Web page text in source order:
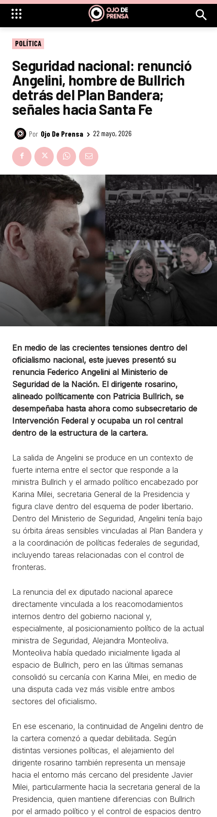
POLÍTICA
Seguridad nacional: renunció
Angelini, hombre de Bullrich
detrás del Plan Bandera;
señales hacia Santa Fe
Por Ojo De Prensa 22 mayo, 2026
En medio de las crecientes tensiones dentro del
oficialismo nacional, este jueves presentó su
renuncia Federico Angelini al Ministerio de
Seguridad de la Nación. El dirigente rosarino,
alineado políticamente con Patricia Bullrich, se
desempeñaba hasta ahora como subsecretario de
Intervención Federal y ocupaba un rol central
dentro de la estructura de la cartera.
La salida de Angelini se produce en un contexto de
fuerte interna entre el sector que responde a la
ministra Bullrich y el armado político encabezado por
Karina Milei, secretaria General de la Presidencia y
figura clave dentro del esquema de poder libertario.
Dentro del Ministerio de Seguridad, Angelini tenía bajo
su órbita áreas sensibles vinculadas al Plan Bandera y
a la coordinación de políticas federales de seguridad,
incluyendo tareas relacionadas con el control de
fronteras.
La renuncia del ex diputado nacional aparece
directamente vinculada a los reacomodamientos
internos dentro del gobierno nacional y,
especialmente, al posicionamiento político de la actual
ministra de Seguridad, Alejandra Monteoliva.
Monteoliva había quedado inicialmente ligada al
espacio de Bullrich, pero en las últimas semanas
consolidó su cercanía con Karina Milei, en medio de
una disputa cada vez más visible entre ambos
sectores del oficialismo.
En ese escenario, la continuidad de Angelini dentro de
la cartera comenzó a quedar debilitada. Según
distintas versiones políticas, el alejamiento del
dirigente rosarino también representa un mensaje
hacia el entorno más cercano del presidente Javier
Milei, particularmente hacia la secretaria general de la
Presidencia, quien mantiene diferencias con Bullrich
por el armado político y el control de espacios dentro